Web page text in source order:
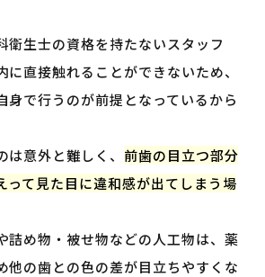
衛生士の資格を持たないスタッフ
に直接触れることができないため、
身で行うのが前提となっているから
意外と難しく、 前歯の目立つ部分
って見た目に違和感が出てしまう場
詰め物・被せ物などの人工物は、薬
他の歯との色の差が目立ちやすくな